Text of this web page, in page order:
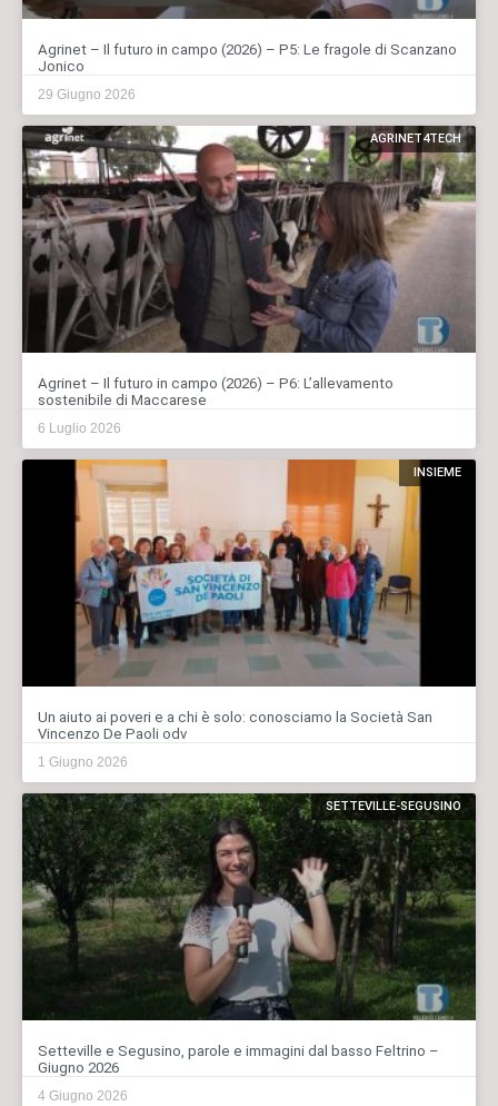
Agrinet – Il futuro in campo (2026) – P5: Le fragole di Scanzano
Jonico
29 Giugno 2026
AGRINET4TECH
Agrinet – Il futuro in campo (2026) – P6: L’allevamento
sostenibile di Maccarese
6 Luglio 2026
INSIEME
Un aiuto ai poveri e a chi è solo: conosciamo la Società San
Vincenzo De Paoli odv
1 Giugno 2026
SETTEVILLE-SEGUSINO
Setteville e Segusino, parole e immagini dal basso Feltrino –
Giugno 2026
4 Giugno 2026